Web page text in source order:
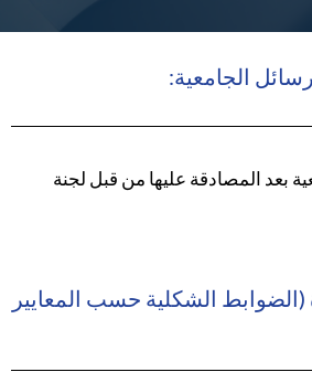
الجامعية:
بعد المصادقة عليها من قبل لجنة
(الضوابط الشكلية حسب المعايير